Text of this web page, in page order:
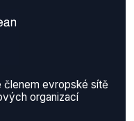
členem evropské sítě
organizací